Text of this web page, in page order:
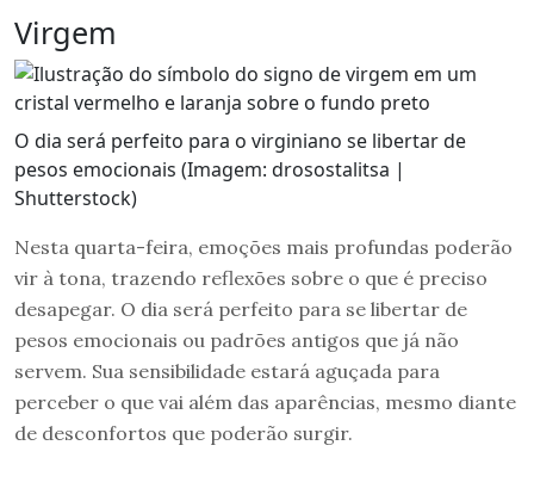
Virgem
O dia será perfeito para o virginiano se libertar de
pesos emocionais (Imagem: drosostalitsa |
Shutterstock)
Nesta quarta-feira, emoções mais profundas poderão
vir à tona, trazendo reflexões sobre o que é preciso
desapegar. O dia será perfeito para se libertar de
pesos emocionais ou padrões antigos que já não
servem. Sua sensibilidade estará aguçada para
perceber o que vai além das aparências, mesmo diante
de desconfortos que poderão surgir.